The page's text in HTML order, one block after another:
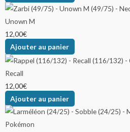
Unown M
12,00€
Ajouter au panier
Recall
12,00€
Ajouter au panier